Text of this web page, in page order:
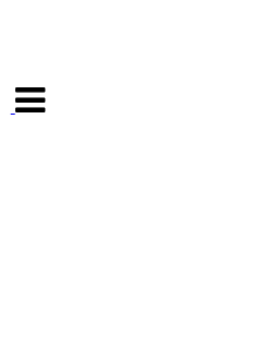
navigasjon